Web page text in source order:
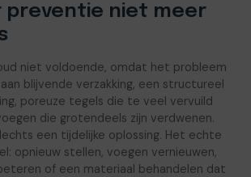
preventie niet meer
niet voldoende, omdat het probleem
blijvende verzakking, een structureel
poreuze tegels die te veel vervuild
die grotendeels zijn verdwenen.
een tijdelijke oplossing. Het echte
opnieuw stellen, voegen vernieuwen,
of een materiaal behandelen dat